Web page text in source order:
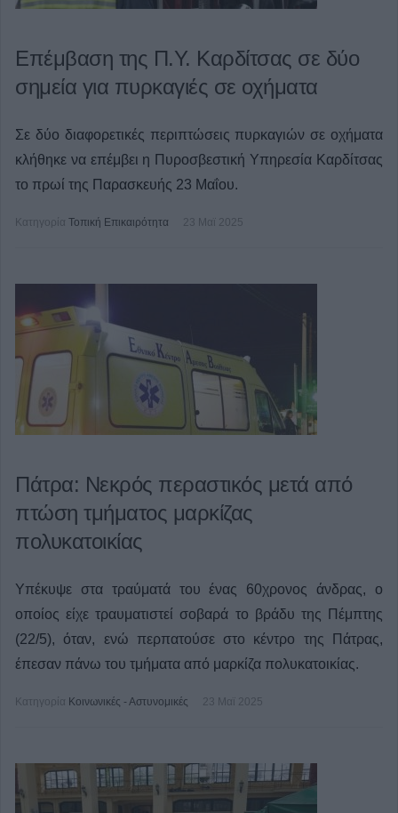
Επέμβαση της Π.Υ. Καρδίτσας σε δύο
σημεία για πυρκαγιές σε οχήματα
Σε δύο διαφορετικές περιπτώσεις πυρκαγιών σε οχήματα
κλήθηκε να επέμβει η Πυροσβεστική Υπηρεσία Καρδίτσας
το πρωί της Παρασκευής 23 Μαΐου.
Κατηγορία Τοπική Επικαιρότητα 23 Μαϊ 2025
Πάτρα: Νεκρός περαστικός μετά από
πτώση τμήματος μαρκίζας
πολυκατοικίας
Υπέκυψε στα τραύματά του ένας 60χρονος άνδρας, ο
οποίος είχε τραυματιστεί σοβαρά το βράδυ της Πέμπτης
(22/5), όταν, ενώ περπατούσε στο κέντρο της Πάτρας,
έπεσαν πάνω του τμήματα από μαρκίζα πολυκατοικίας.
Κατηγορία Κοινωνικές - Αστυνομικές 23 Μαϊ 2025